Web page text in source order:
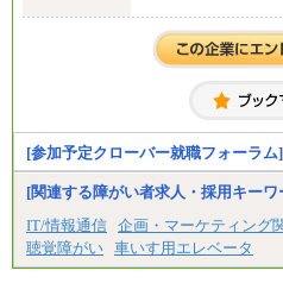
月給 200,000円～
入社時の処遇は経
より決定します。
お伝えします。
[参加予定クローバー就職フォーラム]
[関連する障がい者求人・採用キーワ
IT/情報通信 企画・マーケティング
聴覚障がい 車いす用エレベータ